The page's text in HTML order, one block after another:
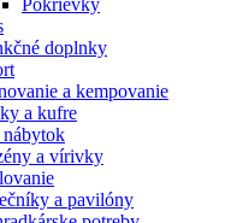
doplnky
a kempovanie
a kufre
nábytok
a vírivky
a pavilóny